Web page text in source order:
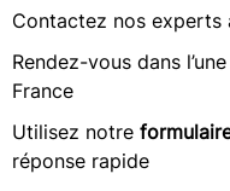
Contactez nos experts
Rendez-vous dans
France
Utilisez notre
réponse rapide